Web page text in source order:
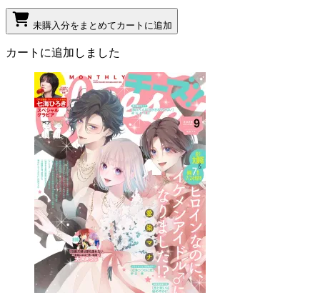
未購入分をまとめてカートに追加
カートに追加しました